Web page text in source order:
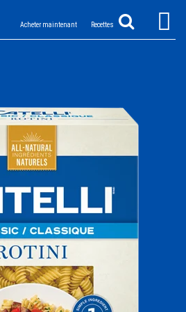
Acheter maintenant Recettes